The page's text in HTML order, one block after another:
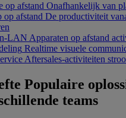
op afstand Onafhankelijk van
op afstand De productiviteit
LAN Apparaten op afstand
Realtime visuele
Aftersales-activiteiten
Populaire
teams